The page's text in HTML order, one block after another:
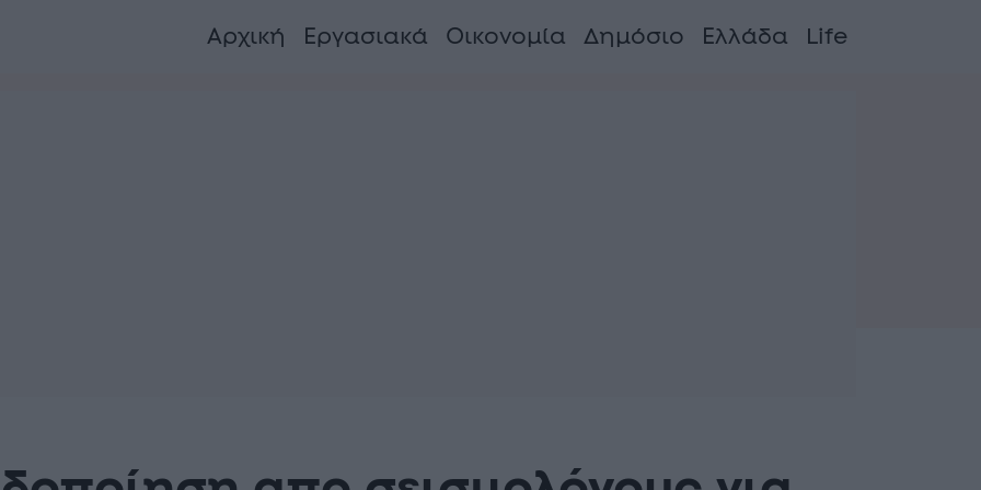
Αρχική
Εργασιακά Οικονομία Δημόσιο Ελλάδα Life